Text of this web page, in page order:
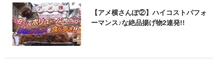
【アメ横さんぽ②】ハイコストパフォ
ーマンス♪な絶品揚げ物2連発!!